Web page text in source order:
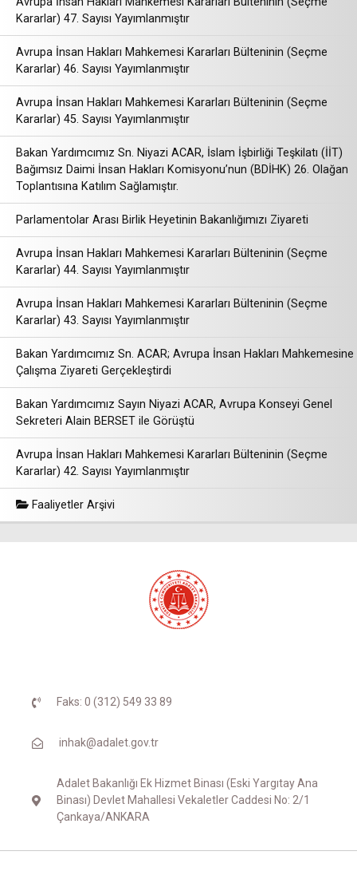
Kararlar) 47. Sayısı Yayımlanmıştır
Avrupa İnsan Hakları Mahkemesi Kararları Bülteninin (Seçme
Kararlar) 46. Sayısı Yayımlanmıştır
Avrupa İnsan Hakları Mahkemesi Kararları Bülteninin (Seçme
Kararlar) 45. Sayısı Yayımlanmıştır
Bakan Yardımcımız Sn. Niyazi ACAR, İslam İşbirliği Teşkilatı (İİT)
Bağımsız Daimi İnsan Hakları Komisyonu’nun (BDİHK) 26. Olağan
Toplantısına Katılım Sağlamıştır.
Parlamentolar Arası Birlik Heyetinin Bakanlığımızı Ziyareti
Avrupa İnsan Hakları Mahkemesi Kararları Bülteninin (Seçme
Kararlar) 44. Sayısı Yayımlanmıştır
Avrupa İnsan Hakları Mahkemesi Kararları Bülteninin (Seçme
Kararlar) 43. Sayısı Yayımlanmıştır
Bakan Yardımcımız Sn. ACAR; Avrupa İnsan Hakları Mahkemesine
Çalışma Ziyareti Gerçekleştirdi
Bakan Yardımcımız Sayın Niyazi ACAR, Avrupa Konseyi Genel
Sekreteri Alain BERSET ile Görüştü
Avrupa İnsan Hakları Mahkemesi Kararları Bülteninin (Seçme
Kararlar) 42. Sayısı Yayımlanmıştır
Faaliyetler Arşivi
Faks: 0 (312) 549 33 89
inhak@adalet.gov.tr
Adalet Bakanlığı Ek Hizmet Binası (Eski Yargıtay Ana
Binası) Devlet Mahallesi Vekaletler Caddesi No: 2/1
Çankaya/ANKARA